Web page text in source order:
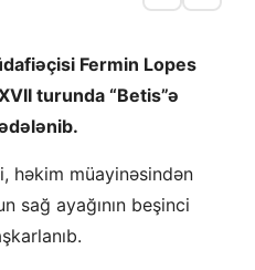
Fermin Lopes
turunda “Betis”ə
həkim müayinəsindən
sağ ayağının beşinci